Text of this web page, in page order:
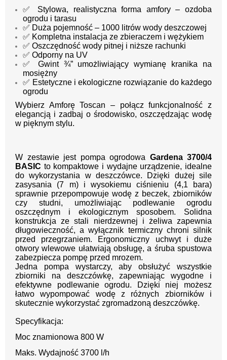
✅ Stylowa, realistyczna forma amfory – ozdoba
ogrodu i tarasu
✅ Duża pojemność – 1000 litrów wody deszczowej
✅ Kompletna instalacja ze zbieraczem i wężykiem
✅ Oszczędność wody pitnej i niższe rachunki
✅ Odporny na UV
✅ Gwint ¾” umożliwiający wymianę kranika na
mosiężny
✅ Estetyczne i ekologiczne rozwiązanie do każdego
ogrodu
Wybierz Amforę Toscan – połącz funkcjonalność z
elegancją i zadbaj o środowisko, oszczędzając wodę
w pięknym stylu.
W zestawie jest pompa ogrodowa Gardena 3700/4
BASIC to kompaktowe i wydajne urządzenie, idealne
do wykorzystania w deszczówce. Dzięki dużej sile
zasysania (7 m) i wysokiemu ciśnieniu (4,1 bara)
sprawnie przepompowuje wodę z beczek, zbiorników
czy studni, umożliwiając podlewanie ogrodu
oszczędnym i ekologicznym sposobem. Solidna
konstrukcja ze stali nierdzewnej i żeliwa zapewnia
długowieczność, a wyłącznik termiczny chroni silnik
przed przegrzaniem. Ergonomiczny uchwyt i duże
otwory wlewowe ułatwiają obsługę, a śruba spustowa
zabezpiecza pompę przed mrozem.
Jedna pompa wystarczy, aby obsłużyć wszystkie
zbiorniki na deszczówkę, zapewniając wygodne i
efektywne podlewanie ogrodu. Dzięki niej możesz
łatwo wypompować wodę z różnych zbiorników i
skutecznie wykorzystać zgromadzoną deszczówkę.
Specyfikacja:
Moc znamionowa 800 W
Maks. Wydajność 3700 l/h